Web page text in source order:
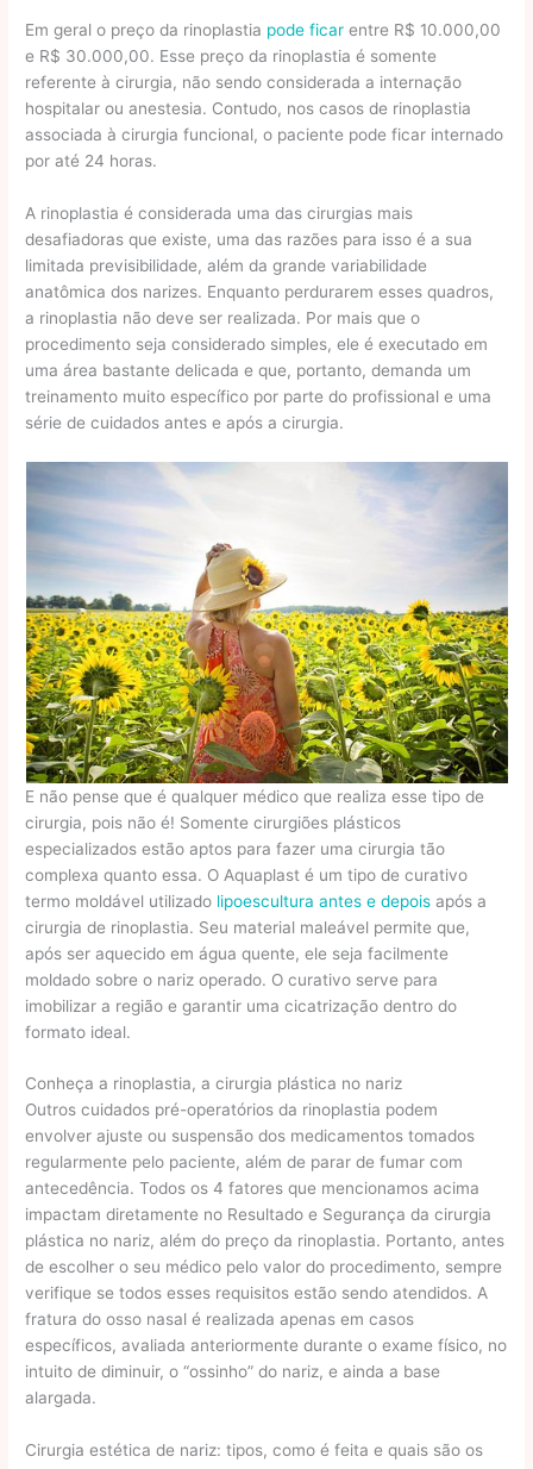
Em geral o preço da rinoplastia pode ficar entre R$ 10.000,00
e R$ 30.000,00. Esse preço da rinoplastia é somente
referente à cirurgia, não sendo considerada a internação
hospitalar ou anestesia. Contudo, nos casos de rinoplastia
associada à cirurgia funcional, o paciente pode ficar internado
por até 24 horas.
A rinoplastia é considerada uma das cirurgias mais
desafiadoras que existe, uma das razões para isso é a sua
limitada previsibilidade, além da grande variabilidade
anatômica dos narizes. Enquanto perdurarem esses quadros,
a rinoplastia não deve ser realizada. Por mais que o
procedimento seja considerado simples, ele é executado em
uma área bastante delicada e que, portanto, demanda um
treinamento muito específico por parte do profissional e uma
série de cuidados antes e após a cirurgia.
E não pense que é qualquer médico que realiza esse tipo de
cirurgia, pois não é! Somente cirurgiões plásticos
especializados estão aptos para fazer uma cirurgia tão
complexa quanto essa. O Aquaplast é um tipo de curativo
termo moldável utilizado lipoescultura antes e depois após a
cirurgia de rinoplastia. Seu material maleável permite que,
após ser aquecido em água quente, ele seja facilmente
moldado sobre o nariz operado. O curativo serve para
imobilizar a região e garantir uma cicatrização dentro do
formato ideal.
Conheça a rinoplastia, a cirurgia plástica no nariz
Outros cuidados pré-operatórios da rinoplastia podem
envolver ajuste ou suspensão dos medicamentos tomados
regularmente pelo paciente, além de parar de fumar com
antecedência. Todos os 4 fatores que mencionamos acima
impactam diretamente no Resultado e Segurança da cirurgia
plástica no nariz, além do preço da rinoplastia. Portanto, antes
de escolher o seu médico pelo valor do procedimento, sempre
verifique se todos esses requisitos estão sendo atendidos. A
fratura do osso nasal é realizada apenas em casos
específicos, avaliada anteriormente durante o exame físico, no
intuito de diminuir, o “ossinho” do nariz, e ainda a base
alargada.
Cirurgia estética de nariz: tipos, como é feita e quais são os